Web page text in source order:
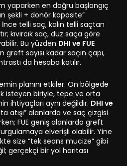
yaparken en doğru başlangıç
şekli + donör kapasite”
telli saç, kalın telli saçtan
kıvırcık saç, düz saça göre
Bu yüzden DHI ve FUE
greft sayısı kadar saçın çapı,
da hesaba katılır.
planını etkiler. Ön bölgede
isteyen biriyle, tepe ve orta
ihtiyaçları aynı değildir. DHI ve
atışı” alanlarda ve saç çizgisi
FUE geniş alanlarda greft
elverişli olabilir. Yine
size “tek seans mucize” gibi
gerçekçi bir yol haritası